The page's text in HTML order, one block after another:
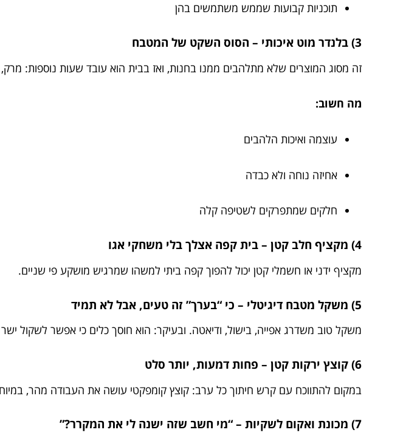
תוכניות קבועות שממש משתמשים בהן
3) בלנדר מוט איכותי – הסוס השקט של המטבח
זה מסוג המוצרים שלא מתלהבים ממנו בחנות, ואז בבית הוא עובד שעות נוספות:
מה חשוב:
עוצמה ואיכות הלהבים
אחיזה נוחה ולא כבדה
חלקים שמתפרקים לשטיפה קלה
4) מקציף חלב קטן – בית קפה אצלך בלי משחקי אגו
מקציף ידני או חשמלי קטן יכול להפוך קפה ביתי למשהו שמרגיש מושקע פי שניים.
5) משקל מטבח דיגיטלי – כי “בערך” זה טעים, אבל לא תמיד
משקל טוב משדרג אפייה, בישול, ודיאטה. ובעיקר: הוא חוסך כלים כי אפשר לשקול
6) קוצץ ירקות קטן – פחות דמעות, יותר סלט
במקום להתווכח עם קרש חיתוך כל ערב: קוצץ קומפקטי עושה את העבודה מהר,
7) מכונת ואקום לשקיות – “מי חשב שזה ישנה לי את המקרר?”